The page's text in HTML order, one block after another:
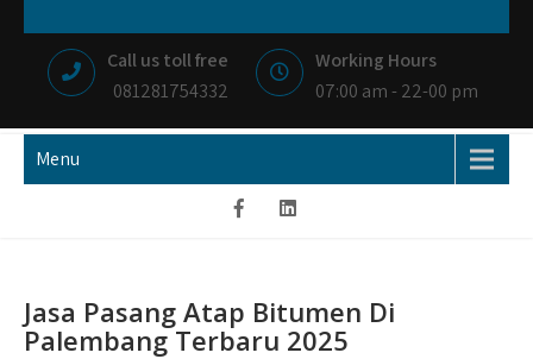
content
NIAGA BETON
MEMBANGUN NEGRI DENGAN IKHLAS HATI
Call us toll free
081281754332
Working Hours
07:00 am - 22-00 pm
Menu
Jasa Pasang Atap Bitumen Di
Palembang Terbaru 2025